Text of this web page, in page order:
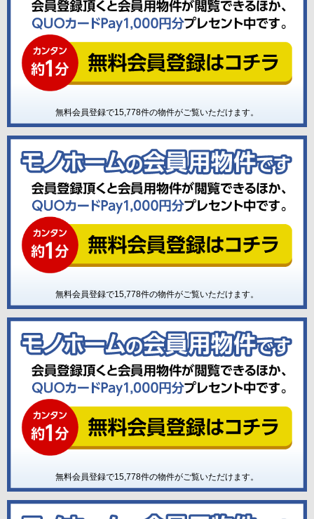
無料会員登録で15,778件の物件がご覧いただけます。
無料会員登録で15,778件の物件がご覧いただけます。
無料会員登録で15,778件の物件がご覧いただけます。